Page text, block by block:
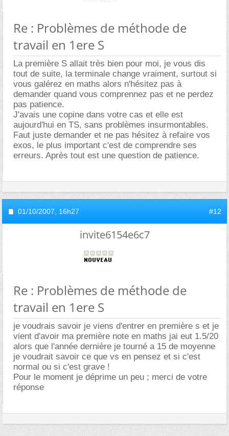
Re : Problèmes de méthode de
travail en 1ere S
La première S allait très bien pour moi, je vous dis
tout de suite, la terminale change vraiment, surtout si
vous galérez en maths alors n'hésitez pas à
demander quand vous comprennez pas et ne perdez
pas patience.
J'avais une copine dans votre cas et elle est
aujourd'hui en TS, sans problèmes insurmontables.
Faut juste demander et ne pas hésitez à refaire vos
exos, le plus important c'est de comprendre ses
erreurs. Après tout est une question de patience.
01/10/2007, 16h27 #12
invite6154e6c7
Re : Problèmes de méthode de
travail en 1ere S
je voudrais savoir je viens d'entrer en première s et je
vient d'avoir ma première note en maths jai eut 1.5/20
alors que l'année dernière je tourné a 15 de moyenne
je voudrait savoir ce que vs en pensez et si c'est
normal ou si c'est grave !
Pour le moment je déprime un peu ; merci de votre
réponse